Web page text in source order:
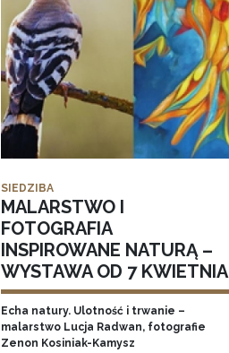
SIEDZIBA
MALARSTWO I
FOTOGRAFIA
INSPIROWANE NATURĄ –
WYSTAWA OD 7 KWIETNIA
Echa natury. Ulotność i trwanie –
malarstwo Lucja Radwan, fotografie
Zenon Kosiniak-Kamysz